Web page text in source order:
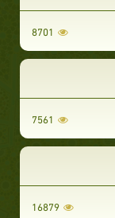
8701
7561
16879